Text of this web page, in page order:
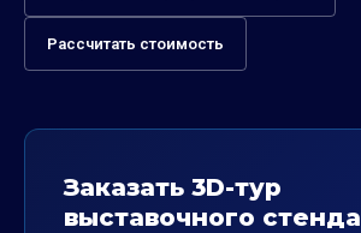
Рассчитать стоимость
Заказать 3D-тур
выставочного стенда